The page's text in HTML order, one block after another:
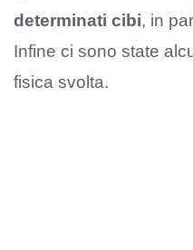
determinati cibi, in
Infine ci sono state
fisica svolta.